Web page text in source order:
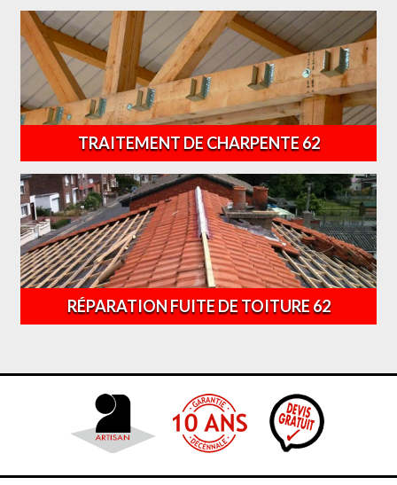
TRAITEMENT DE CHARPENTE 62
RÉPARATION FUITE DE TOITURE 62